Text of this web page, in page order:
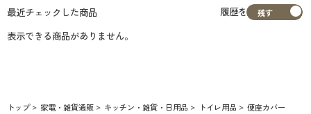
最近チェックした商品
履歴を
表示できる商品がありません。
トップ 家電・雑貨通販 キッチン・雑貨・日用品 トイレ用品 便座カバー